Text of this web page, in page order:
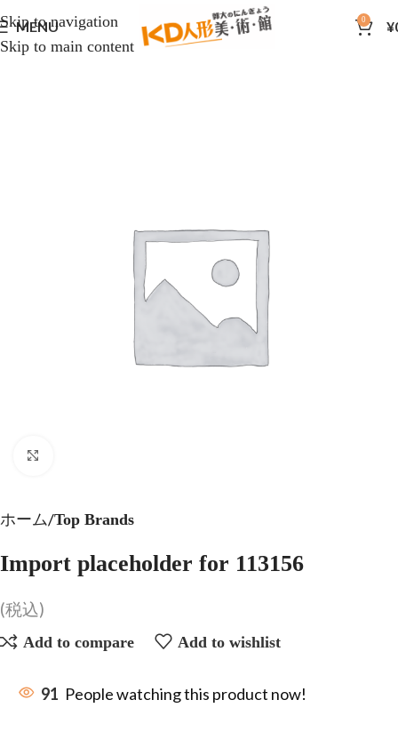
Skip to navigation
Skip to main content
MENU 0 ¥
ホーム Top Brands
Import placeholder for 113156
(税込)
Add to compare Add to wishlist
91 People watching this product now!